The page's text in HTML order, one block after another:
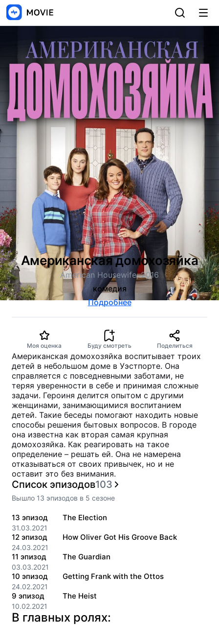
Американская домохозяйка
American Housewife, 2016
комедия
Подробнее
Моя оценка Буду смотреть Поделиться
Американская домохозяйка воспитывает троих
детей в небольшом доме в Уэстпорте. Она
справляется с повседневными заботами, не
теряя уверенности в себе и принимая сложные
задачи. Героиня делится опытом с другими
женщинами, занимающимися воспитанием
детей. Такие беседы помогают находить новые
способы решения бытовых вопросов. В городе
она известна как вторая самая крупная
домохозяйка. Как реагировать на такое
определение – решать ей. Она не намерена
отказываться от своих привычек, но и не
оставит это без внимания.
Список эпизодов103
Вышло 13 эпизодов в 5 сезоне
13 эпизод
31.03.2021
The Election
12 эпизод
24.03.2021
How Oliver Got His Groove Back
11 эпизод
03.03.2021
The Guardian
10 эпизод
24.02.2021
Getting Frank with the Ottos
9 эпизод
10.02.2021
The Heist
В главных ролях: